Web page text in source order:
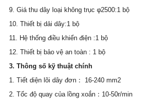
9. Giá thu dây loại không trục φ2500:1 bộ
10. Thiết bị dải dây:1 bộ
11. Hệ thống điều khiển điện :1 bộ
12. Thiết bị bảo vệ an toàn : 1 bộ
3. Thông số kỹ thuật chính
1. Tiết diện lõi dây đơn： 16-240 mm2
2. Tốc độ quay của lồng xoắn：10-50r/min